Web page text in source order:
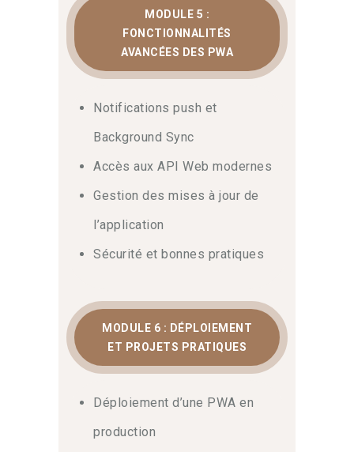
MODULE 5 :
FONCTIONNALITÉS
AVANCÉES DES PWA
Notifications push et
Background Sync
Accès aux API Web modernes
Gestion des mises à jour de
l’application
Sécurité et bonnes pratiques
MODULE 6 : DÉPLOIEMENT
ET PROJETS PRATIQUES
Déploiement d’une PWA en
production